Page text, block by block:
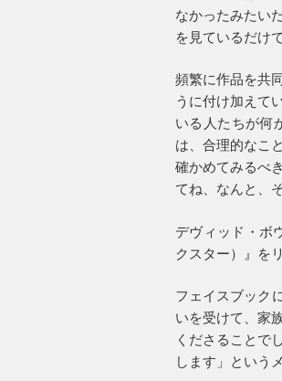
なかったみたい
を見ているだけ
頻繁に作品を共
うに付け加えて
いる人たちが何
は、合理的なこ
確かめてみるべ
てね、なんと、
デヴィッド・ボ
クスター）』を
フェイスブック
いを受けて、家
くださることで
します」という